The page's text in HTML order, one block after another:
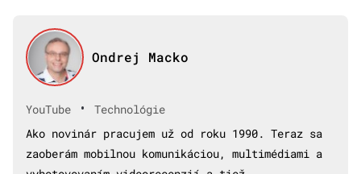
Ondrej Macko
YouTube •
Technológie
Ako novinár pracujem už od roku 1990. Teraz sa
zaoberám mobilnou komunikáciou, multimédiami a